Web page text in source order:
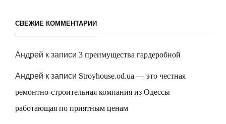
СВЕЖИЕ КОММЕНТАРИИ
Андрей к записи 3 преимущества гардеробной
Андрей к записи Stroyhouse.od.ua — это честная
ремонтно-строительная компания из Одессы
работающая по приятным ценам